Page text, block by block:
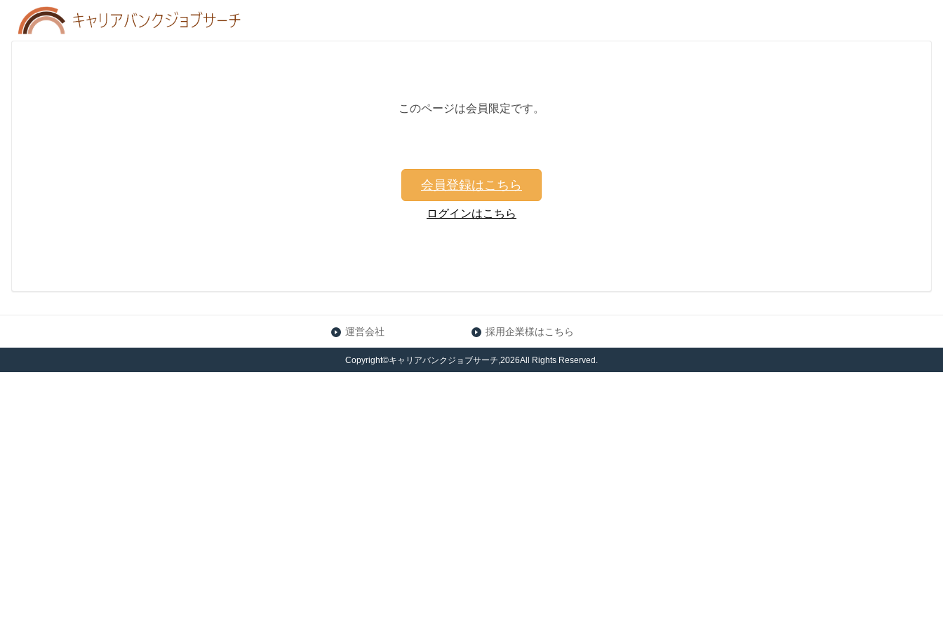
このページは会員限定です。
会員登録はこちら
ログインはこちら
運営会社 採用企業様はこちら
Copyright©キャリアバンクジョブサーチ,2026All Rights Reserved.